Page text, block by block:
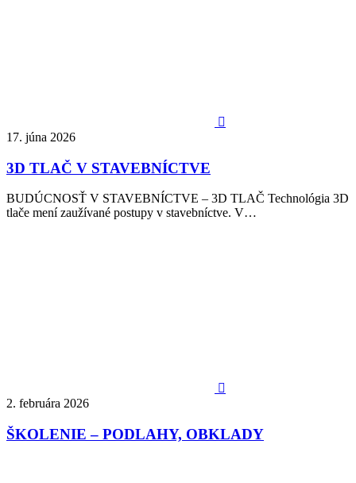

17. júna 2026
3D TLAČ V STAVEBNÍCTVE
BUDÚCNOSŤ V STAVEBNÍCTVE – 3D TLAČ Technológia 3D
tlače mení zaužívané postupy v stavebníctve. V…

2. februára 2026
ŠKOLENIE – PODLAHY, OBKLADY